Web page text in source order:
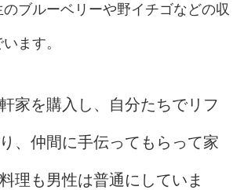
ブルーベリーや野イチゴなどの収
ます。
家を購入し、自分たちでリフ
、仲間に手伝ってもらって家
理も男性は普通にしていま